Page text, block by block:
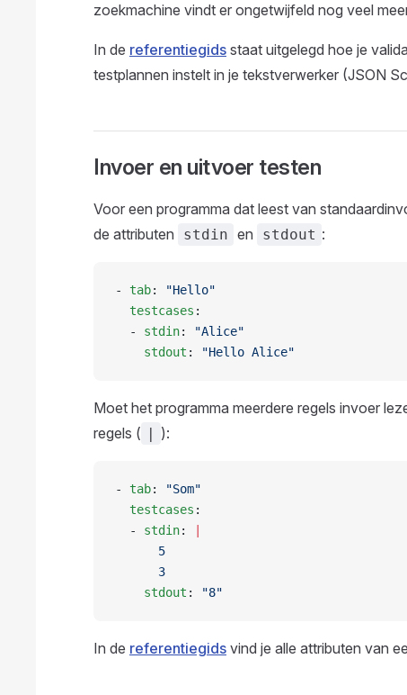
zoekmachine vindt er ongetwijfeld nog veel
In de referentiegids staat uitgelegd hoe je
testplannen instelt in je tekstverwerker (JSON
Invoer en uitvoer testen
Voor een programma dat leest van
de attributen
stdin en stdout :
- tab:
"Hello"
  testcases
:
  -
stdin:
"Alice"
    stdout
: "Hello Alice"
Moet het programma meerdere regels invoer
regels ( | ):
- tab:
"Som"
  testcases
:
  -
stdin:
      5
      3
    stdout
: "8"
In de referentiegids vind je alle attributen van